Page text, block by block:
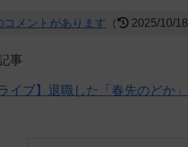
コメントがあります （ 2025/10/
事
ライブ】退職した「春先のどか